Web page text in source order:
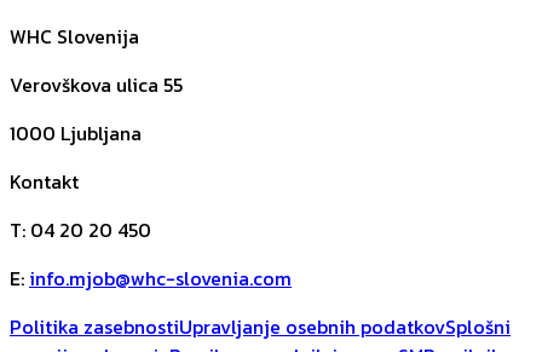
WHC Slovenija
Verovškova ulica 55
1000 Ljubljana
Kontakt
T: 04 20 20 450
E: info.mjob@whc-slovenia.com
Politika zasebnostiUpravljanje osebnih podatkovSplošni